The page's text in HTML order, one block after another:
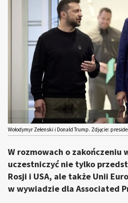
Wołodymyr Zełenski i Donald Trump. Zdjęcie:
W rozmowach o zakończeniu
uczestniczyć nie tylko
Rosji i USA, ale także Unii
w wywiadzie dla Associated